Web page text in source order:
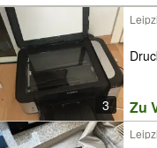
3 Zu